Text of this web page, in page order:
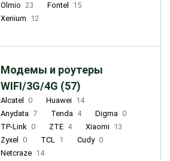
Olmio 23 Fontel
15
Xenium 12
Модемы и роутеры
WIFI/3G/4G (57)
Alcatel 0 Huawei 14
Anydata 7 Tenda 4 Digma 0
TP-Link 0 ZTE 4 Xiaomi 13
Zyxel
0 TCL 1 Cudy 0
Netcraze 14